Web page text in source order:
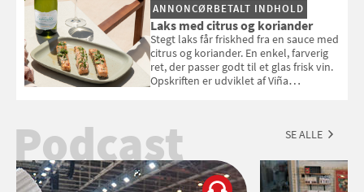
ANNONCØRBETALT INDHOLD
Laks med citrus og koriander
Stegt laks får friskhed fra en sauce med
citrus og koriander. En enkel, farverig
ret, der passer godt til et glas frisk vin.
Opskriften er udviklet af Viña
Podcast SE ALLE